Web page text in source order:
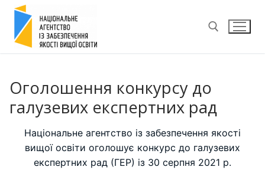
Перейти
вмісту
Оголошення конкурсу до
галузевих експертних рад
Національне агентство із забезпечення якості
вищої освіти оголошує конкурс до галузевих
експертних рад (ГЕР) із 30 серпня 2021 р.